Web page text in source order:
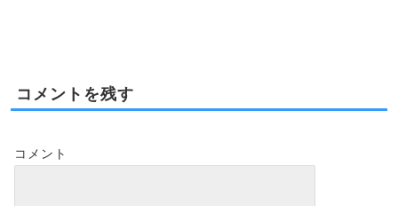
コメントを残す
コメント